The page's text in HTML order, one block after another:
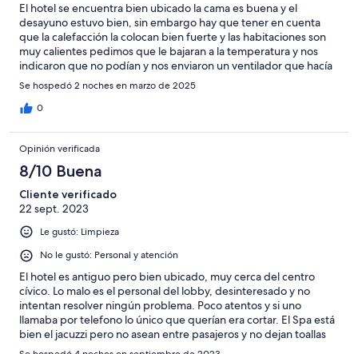
El hotel se encuentra bien ubicado la cama es buena y el
desayuno estuvo bien, sin embargo hay que tener en cuenta
que la calefacción la colocan bien fuerte y las habitaciones son
muy calientes pedimos que le bajaran a la temperatura y nos
indicaron que no podían y nos enviaron un ventilador que hacía
bastante ruido me parece que el servicio es terrible
Se hospedó 2 noches en marzo de 2025
0
Opinión verificada
8/10 Buena
Cliente verificado
22 sept. 2023
Le gustó: Limpieza
No le gustó: Personal y atención
El hotel es antiguo pero bien ubicado, muy cerca del centro
cívico. Lo malo es el personal del lobby, desinteresado y no
intentan resolver ningún problema. Poco atentos y si uno
llamaba por telefono lo único que querían era cortar. El Spa está
bien el jacuzzi pero no asean entre pasajeros y no dejan toallas
para secarse. El desayuno adecuado pero el personal amable al